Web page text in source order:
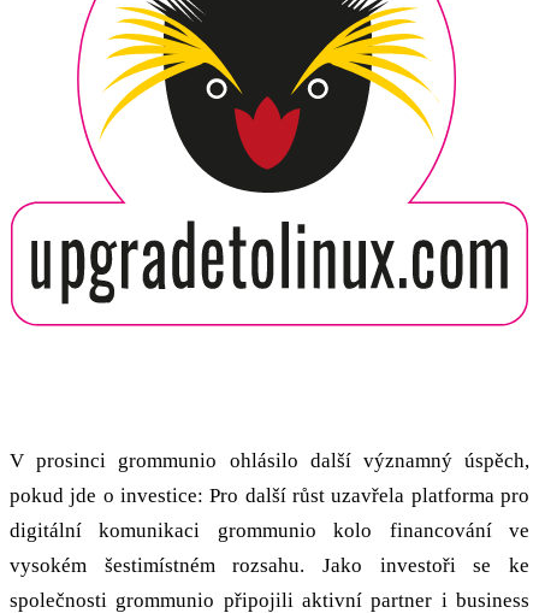
V prosinci grommunio ohlásilo další významný úspěch,
pokud jde o investice: Pro další růst uzavřela platforma pro
digitální komunikaci grommunio kolo financování ve
vysokém šestimístném rozsahu. Jako investoři se ke
společnosti grommunio připojili aktivní partner i business